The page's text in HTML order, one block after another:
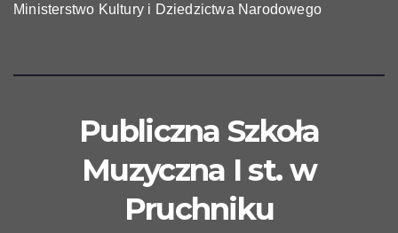
Ministerstwo Kultury i Dziedzictwa Narodowego
Publiczna Szkoła
Muzyczna I st. w
Pruchniku